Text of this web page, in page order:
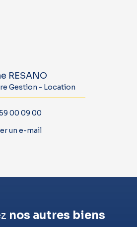
RESANO
Gestion - Location
00 09 00
un e-mail
nos autres biens